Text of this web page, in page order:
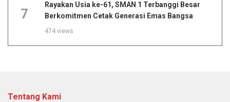
7
Rayakan Usia ke-61, SMAN 1 Terbanggi Besar
Berkomitmen Cetak Generasi Emas Bangsa
474 views
Tentang Kami